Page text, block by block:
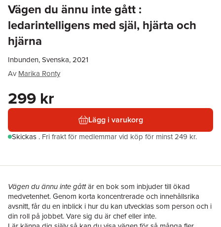
Vägen du ännu inte gått :
ledarintelligens med själ, hjärta och
hjärna
Inbunden, Svenska, 2021
Av Marika Ronty
299 kr
Lägg i varukorg
Skickas . Fri frakt för medlemmar vid köp för minst 249 kr.
Vägen du ännu inte gåttär en bok som inbjuder till ökad
medvetenhet. Genom korta koncentrerade och innehållsrika
avsnitt, får du en inblick i hur du kan utvecklas som person och i
din roll på jobbet. Vare sig du är chef eller inte.